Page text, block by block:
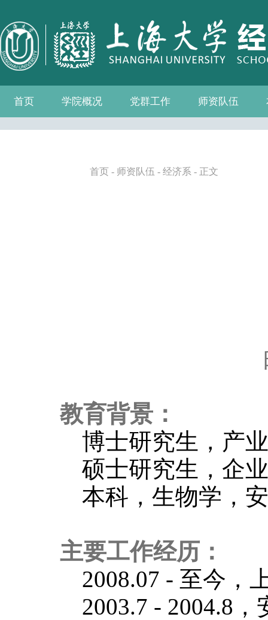
首页 学院概况
学院介绍 学院简介
发展历程
历任院长
现任领导
组织机构
学院愿景
党群工作
党务公开
党的建设
群众团体 工会
青联会
妇委会
退管会
学院制度
师资队伍
教师名录
人事专栏
招聘信息
博士后流动站
首页 - 师资队伍 - 经济系 - 正文
教育背景：
博士研究生，产
硕士研究生，企
本科，生物学，
主要工作经历：
2008.07 - 至今，
2003.7 - 2004.8